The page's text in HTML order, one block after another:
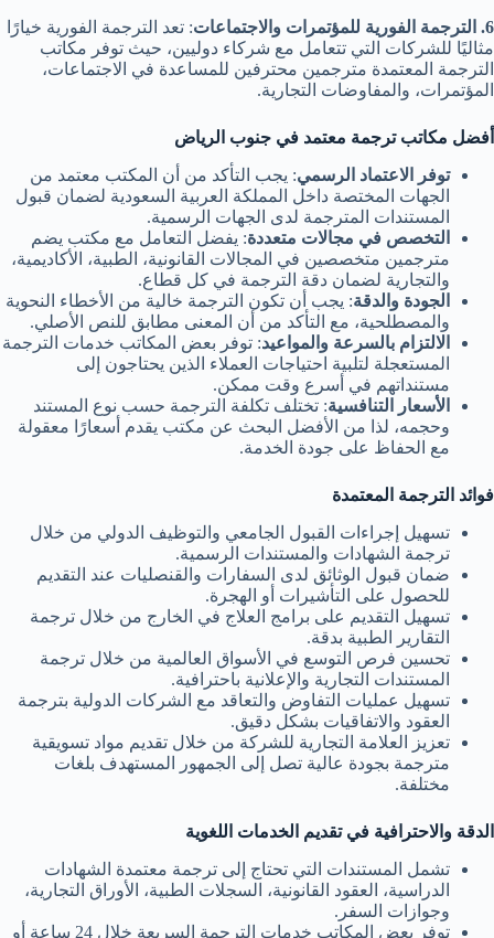
6. الترجمة الفورية للمؤتمرات والاجتماعات
: تعد الترجمة الفورية خيارًا
مثاليًا للشركات التي تتعامل مع شركاء دوليين، حيث توفر مكاتب
الترجمة المعتمدة مترجمين محترفين للمساعدة في الاجتماعات،
المؤتمرات، والمفاوضات التجارية.
أفضل مكاتب ترجمة معتمد في جنوب الرياض
توفر الاعتماد الرسمي: يجب التأكد من أن المكتب معتمد من
الجهات المختصة داخل المملكة العربية السعودية لضمان قبول
المستندات المترجمة لدى الجهات الرسمية.
التخصص في مجالات متعددة: يفضل التعامل مع مكتب يضم
مترجمين متخصصين في المجالات القانونية، الطبية، الأكاديمية،
والتجارية لضمان دقة الترجمة في كل قطاع.
الجودة والدقة: يجب أن تكون الترجمة خالية من الأخطاء النحوية
والمصطلحية، مع التأكد من أن المعنى مطابق للنص الأصلي.
الالتزام بالسرعة والمواعيد: توفر بعض المكاتب خدمات الترجمة
المستعجلة لتلبية احتياجات العملاء الذين يحتاجون إلى
مستنداتهم في أسرع وقت ممكن.
الأسعار التنافسية: تختلف تكلفة الترجمة حسب نوع المستند
وحجمه، لذا من الأفضل البحث عن مكتب يقدم أسعارًا معقولة
مع الحفاظ على جودة الخدمة.
فوائد الترجمة المعتمدة
تسهيل إجراءات القبول الجامعي والتوظيف الدولي من خلال
ترجمة الشهادات والمستندات الرسمية.
ضمان قبول الوثائق لدى السفارات والقنصليات عند التقديم
للحصول على التأشيرات أو الهجرة.
تسهيل التقديم على برامج العلاج في الخارج من خلال ترجمة
التقارير الطبية بدقة.
تحسين فرص التوسع في الأسواق العالمية من خلال ترجمة
المستندات التجارية والإعلانية باحترافية.
تسهيل عمليات التفاوض والتعاقد مع الشركات الدولية بترجمة
العقود والاتفاقيات بشكل دقيق.
تعزيز العلامة التجارية للشركة من خلال تقديم مواد تسويقية
مترجمة بجودة عالية تصل إلى الجمهور المستهدف بلغات
مختلفة.
الدقة والاحترافية في تقديم الخدمات اللغوية
تشمل المستندات التي تحتاج إلى ترجمة معتمدة الشهادات
الدراسية، العقود القانونية، السجلات الطبية، الأوراق التجارية،
وجوازات السفر.
توفر بعض المكاتب خدمات الترجمة السريعة خلال 24 ساعة أو